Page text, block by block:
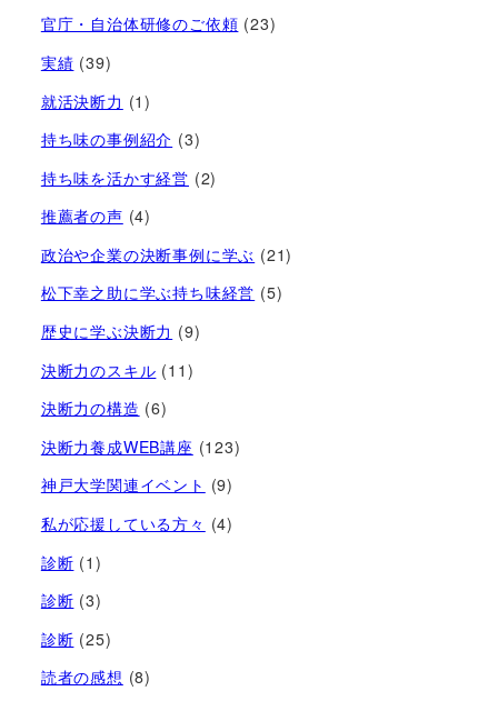
官庁・自治体研修のご依頼 (23)
実績 (39)
就活決断力 (1)
持ち味の事例紹介 (3)
持ち味を活かす経営​ (2)
推薦者の声 (4)
政治や企業の決断事例に学ぶ (21)
松下幸之助に学ぶ持ち味経営 (5)
歴史に学ぶ決断力 (9)
決断力のスキル (11)
決断力の構造 (6)
決断力養成WEB講座 (123)
神戸大学関連イベント (9)
私が応援している方々 (4)
診断 (1)
診断 (3)
診断 (25)
読者の感想 (8)